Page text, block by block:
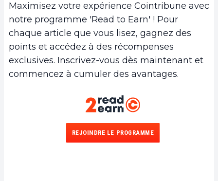
Maximisez votre expérience Cointribune avec
notre programme 'Read to Earn' ! Pour
chaque article que vous lisez, gagnez des
points et accédez à des récompenses
exclusives. Inscrivez-vous dès maintenant et
commencez à cumuler des avantages.
REJOINDRE LE PROGRAMME